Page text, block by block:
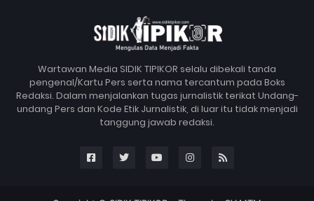
Wartawan Media SIDIK TIPIKOR selalu dibekali tanda
pengenal/Kartu Pers serta nama tercantum pada Boks
Redaksi. Dalam menjalankan tugas jurnalistik terikat Undang-
undang Pers dan Kode Etik Jurnalistik, di luar itu tidak menjadi
tanggung jawab redaksi.